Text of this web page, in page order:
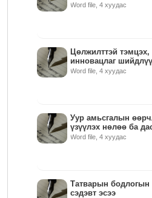
Word file, 4 хуудас
Цөлжилттэй
инновацлаг
Word file, 4 хуудас
Уур амьсгалын
үзүүлэх нөлөө ба
Word file, 4 хуудас
Татварын бодлогын
сэдэвт эсээ